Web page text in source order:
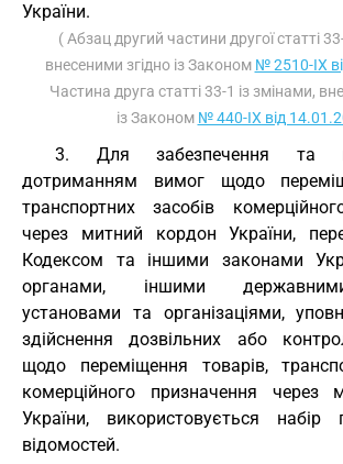
України.
( Абзац другий частини другої статті
внесеними згідно із Законом № 2510-IX
Частина друга статті 33-1 із змінами,
із Законом № 440-IX від
3. Для забезпечення та
дотриманням вимог щодо
транспортних засобів
через митний кордон України,
Кодексом та іншими законами
органами, іншими
установами та організаціями,
здійснення дозвільних або
щодо переміщення товарів,
комерційного призначення через
України, використовується набір
відомостей.